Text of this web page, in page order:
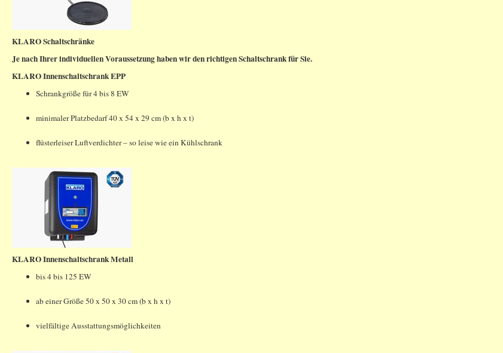
KLARO Schaltschränke
Je nach Ihrer individuellen Voraussetzung haben wir den richtigen Schaltschrank für Sie.
KLARO Innenschaltschrank EPP
Schrankgröße für 4 bis 8 EW
minimaler Platzbedarf 40 x 54 x 29 cm (b x h x t)
flüsterleiser Luftverdichter – so leise wie ein Kühlschrank
KLARO Innenschaltschrank Metall
bis 4 bis 125 EW
ab einer Größe 50 x 50 x 30 cm (b x h x t)
vielfältige Ausstattungsmöglichkeiten